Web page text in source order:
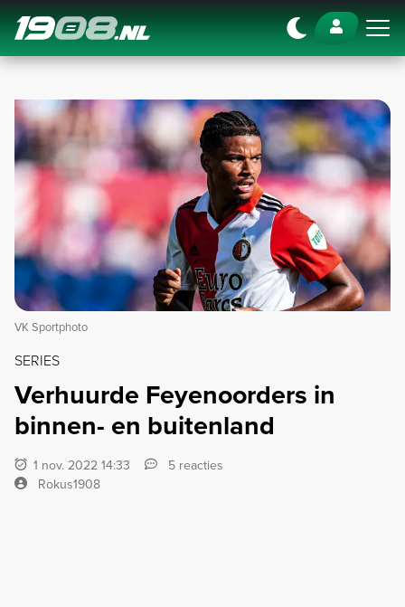
Navigation
VK Sportphoto
SERIES
Verhuurde Feyenoorders in
binnen- en buitenland
1 nov. 2022 14:33
5 reacties
Rokus1908